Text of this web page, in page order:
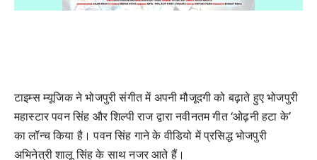
टाइम्स म्यूजिक ने भोजपुरी संगीत में अपनी मौजूदगी को बढ़ाते हुए भोजपुरी
महास्टार पवन सिंह और शिल्पी राज द्वारा नवीनतम गीत ‘ओढ़नी हटा के’
का लॉन्च किया है। पवन सिंह गाने के वीडियो में प्रसिद्ध भोजपुरी
अभिनेत्री शालू सिंह के साथ नजर आते हैं।